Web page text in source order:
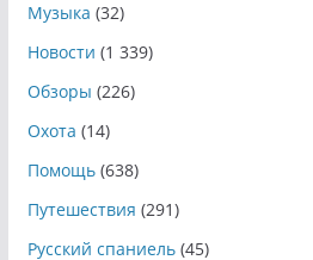
Музыка (32)
Новости (1 339)
Обзоры (226)
Охота (14)
Помощь(638)
Путешествия (291)
Русский спаниель(45)